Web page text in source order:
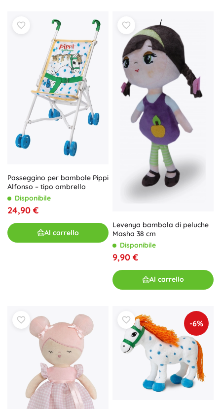
Passeggino per bambole Pippi
Alfonso – tipo ombrello
Disponibile
24,90 €
Al carrello
Levenya bambola di peluche
Masha 38 cm
Disponibile
9,90 €
Al carrello
-6%